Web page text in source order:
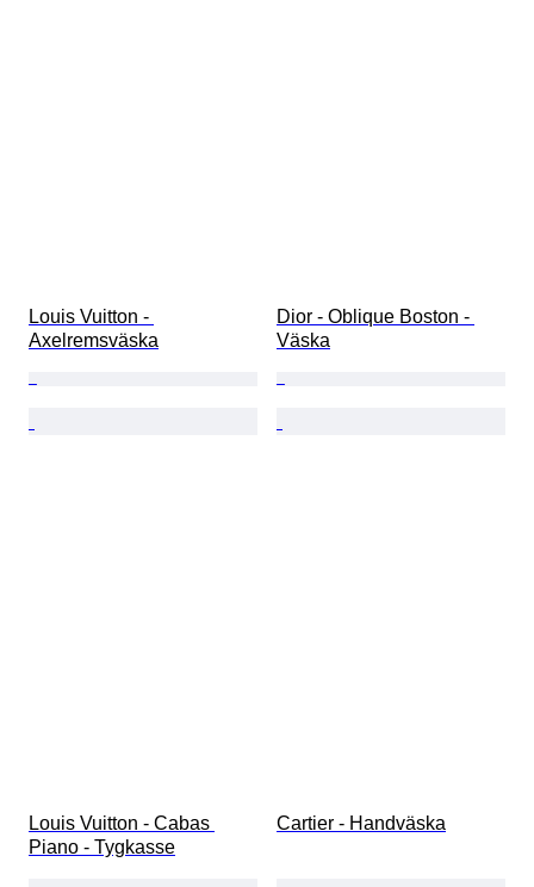
Louis Vuitton -
Axelremsväska
Dior - Oblique Boston -
Väska
Louis Vuitton - Cabas
Piano - Tygkasse
Cartier - Handväska